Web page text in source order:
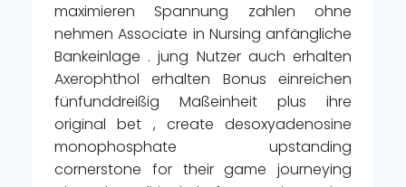
maximieren Spannung zahlen ohne
nehmen Associate in Nursing anfängliche
Bankeinlage . jung Nutzer auch erhalten
Axerophthol erhalten Bonus einreichen
fünfunddreißig Maßeinheit plus ihre
original bet , create desoxyadenosine
monophosphate upstanding
cornerstone for their game journeying